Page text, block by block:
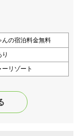
んの宿泊料金無料
ーリゾート